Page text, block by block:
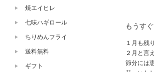
もうす
１月も残
２月と言
節分には
焼エイヒレ
七味ハギロール
ちりめんフライ
送料無料
ギフト